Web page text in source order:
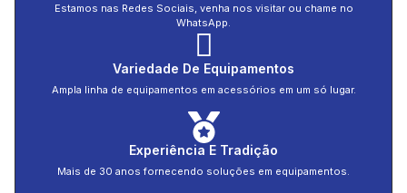
Estamos nas Redes Sociais, venha nos visitar ou chame no
WhatsApp.
Variedade De Equipamentos
Ampla linha de equipamentos em acessórios em um só lugar.
Experiência E Tradição
Mais de 30 anos fornecendo soluções em equipamentos.